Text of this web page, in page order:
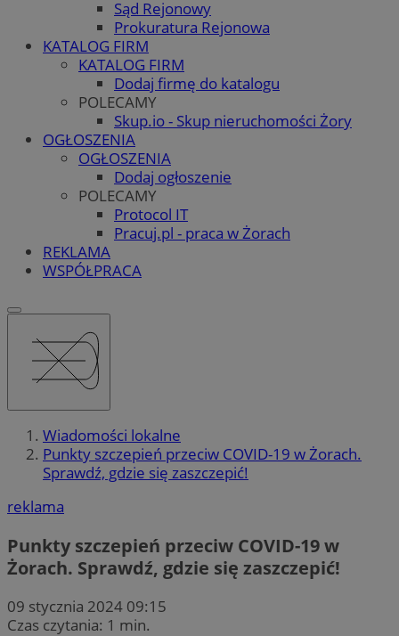
Sąd Rejonowy
Prokuratura Rejonowa
KATALOG FIRM
KATALOG FIRM
Dodaj firmę do katalogu
POLECAMY
Skup.io - Skup nieruchomości Żory
OGŁOSZENIA
OGŁOSZENIA
Dodaj ogłoszenie
POLECAMY
Protocol IT
Pracuj.pl - praca w Żorach
REKLAMA
WSPÓŁPRACA
Wiadomości lokalne
Punkty szczepień przeciw COVID-19 w Żorach.
Sprawdź, gdzie się zaszczepić!
reklama
Punkty szczepień przeciw COVID-19 w
Żorach. Sprawdź, gdzie się zaszczepić!
09 stycznia 2024 09:15
Czas czytania: 1 min.